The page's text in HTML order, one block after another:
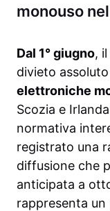
monouso
Dal 1° giugno,
divieto
elettroniche
Scozia e
normativa
registrato una
diffusione che
anticipata a
rappresenta